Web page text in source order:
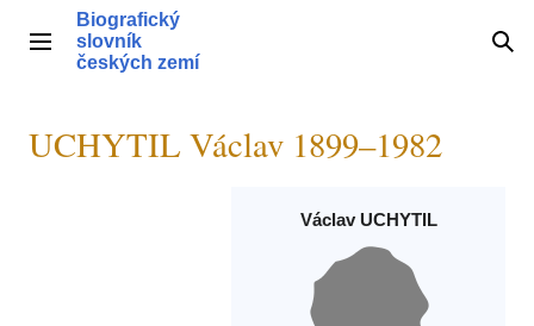
obsahHlavní menu
Biografický
slovník
českých zemí
UCHYTIL Václav 1899–1982
Václav UCHYTIL